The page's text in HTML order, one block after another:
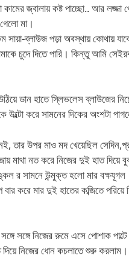
জ্বালায় কষ্ট পাচ্ছো.. আর লজ্জা
মা।
ব্লাউজ পড়া অবস্থায় কোথায়
চুদে দিতে পারি। কিন্তু আমি
ডান হাতে স্লিভলেস ব্লাউজের
উল্টো করে সামনের দিকের অংশটা
তার উপর মাও মদ খেয়েছিল
মাথা নত করে নিজের দুই হাত
র সামনে উন্মুক্ত হলো মার
করে মার দুই হাতের কব্জিতে
সঙ্গে নিজের রুমে এসে পোশাক পাল্টে
দিয়ে নিজের ধোন কচলাতে শুরু